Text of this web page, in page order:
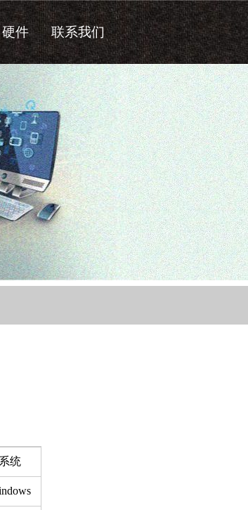
硬件 联系我们
统